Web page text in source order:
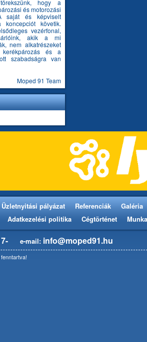
hogy a
és motorozási
saját és képviselt
követik.
vezérfonal,
akik a mi
nem alkatrészeket
és a
szabadságra van
Moped 91 Team
Üzletnyitási pályázat Referenciák
Galéria
Adatkezelési politika Cégtörténet
e-mail: info@moped91.hu